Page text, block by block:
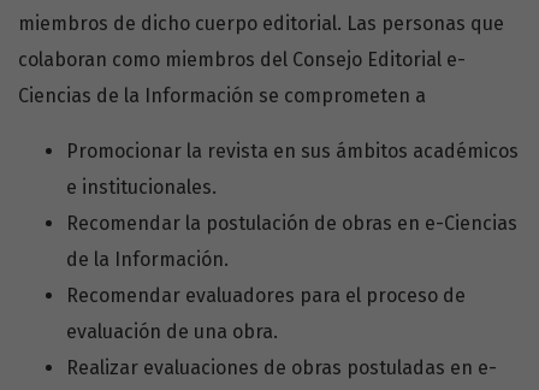
miembros de dicho cuerpo editorial. Las personas que
colaboran como miembros del Consejo Editorial e-
Ciencias de la Información se comprometen a
Promocionar la revista en sus ámbitos académicos
e institucionales.
Recomendar la postulación de obras en e-Ciencias
de la Información.
Recomendar evaluadores para el proceso de
evaluación de una obra.
Realizar evaluaciones de obras postuladas en e-